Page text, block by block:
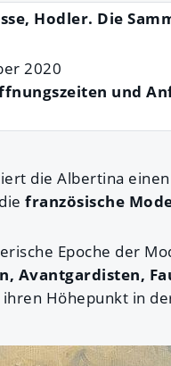
Hodler. Die
2020
und
die Albertina
französische
Epoche der
Avantgardisten,
Höhepunkt in